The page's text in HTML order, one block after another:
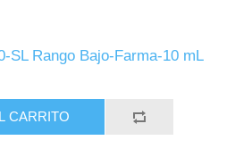
SL Rango Bajo-Farma-10 mL
CARRITO